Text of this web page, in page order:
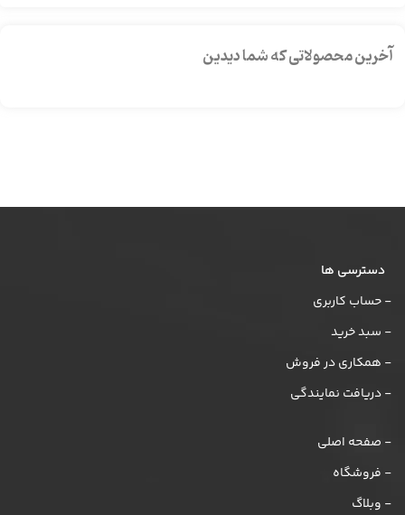
آخرین محصولاتی که شما دیدین
دسترسی ها
- حساب کاربری
- سبد خرید
- همکاری در فروش
- دریافت نمایندگی
- صفحه اصلی
- فروشگاه
- وبلاگ